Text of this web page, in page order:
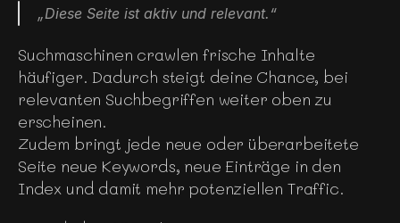
„Diese Seite ist aktiv und relevant.“
Suchmaschinen crawlen frische Inhalte
häufiger. Dadurch steigt deine Chance, bei
relevanten Suchbegriffen weiter oben zu
erscheinen.
Zudem bringt jede neue oder überarbeitete
Seite neue Keywords, neue Einträge in den
Index und damit mehr potenziellen Traffic.